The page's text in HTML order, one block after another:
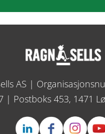
AS |
| Postboks 453, 1471